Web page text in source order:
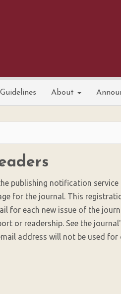
About
publishing notification
for the journal. This
for each new issue of the
or readership. See the
address will not be used for